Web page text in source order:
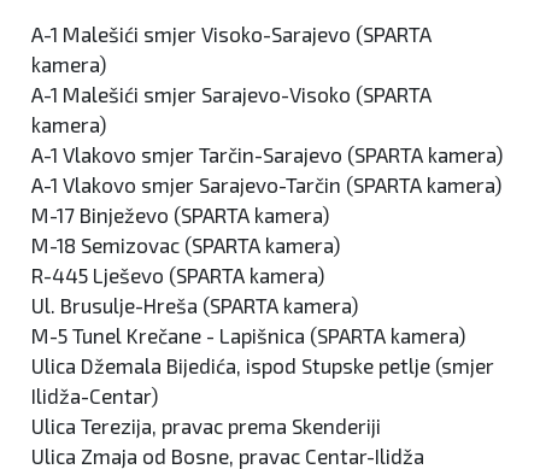
A-1 Malešići smjer Visoko-Sarajevo (SPARTA
kamera)
A-1 Malešići smjer Sarajevo-Visoko (SPARTA
kamera)
A-1 Vlakovo smjer Tarčin-Sarajevo (SPARTA kamera)
A-1 Vlakovo smjer Sarajevo-Tarčin (SPARTA kamera)
M-17 Binježevo (SPARTA kamera)
M-18 Semizovac (SPARTA kamera)
R-445 Lješevo (SPARTA kamera)
Ul. Brusulje-Hreša (SPARTA kamera)
M-5 Tunel Krečane - Lapišnica (SPARTA kamera)
Ulica Džemala Bijedića, ispod Stupske petlje (smjer
Ilidža-Centar)
Ulica Terezija, pravac prema Skenderiji
Ulica Zmaja od Bosne, pravac Centar-Ilidža